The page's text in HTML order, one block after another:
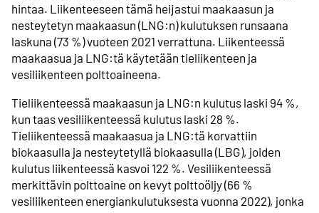
hintaa. Liikenteeseen tämä heijastui maakaasun ja
nesteytetyn maakaasun (LNG:n) kulutuksen runsaana
laskuna (73 %) vuoteen 2021 verrattuna. Liikenteessä
maakaasua ja LNG:tä käytetään tieliikenteen ja
vesiliikenteen polttoaineena.
Tieliikenteessä maakaasun ja LNG:n kulutus laski 94 %,
kun taas vesiliikenteessä kulutus laski 28 %.
Tieliikenteessä maakaasua ja LNG:tä korvattiin
biokaasulla ja nesteytetyllä biokaasulla (LBG), joiden
kulutus liikenteessä kasvoi 122 %. Vesiliikenteessä
merkittävin polttoaine on kevyt polttoöljy (66 %
vesiliikenteen energiankulutuksesta vuonna 2022), jonka